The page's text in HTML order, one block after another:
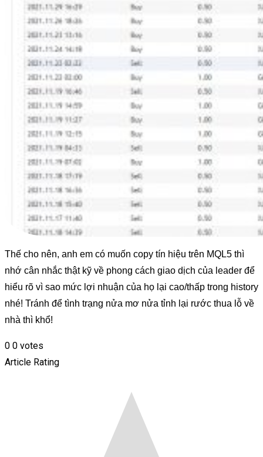
Thế cho nên, anh em có muốn copy tín hiệu trên MQL5 thì
nhớ cân nhắc thật kỹ về phong cách giao dịch của leader để
hiểu rõ vì sao mức lợi nhuận của họ lại cao/thấp trong history
nhé! Tránh để tình trạng nửa mơ nửa tỉnh lại rước thua lỗ về
nhà thì khổ!
0 0 votes
Article Rating